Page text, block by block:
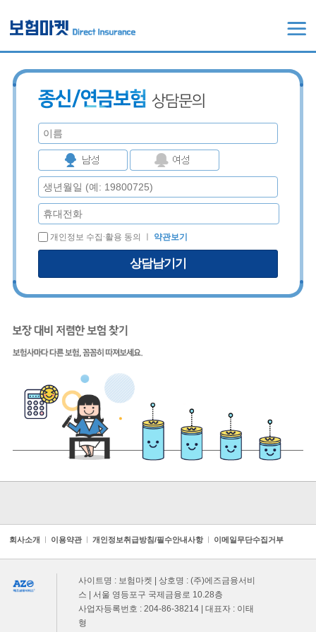
개인정보 수집∙활용 동의 ㅣ 약관보기
회사소개 ㅣ 이용약관 ㅣ 개인정보취급방침/필수안내사항 ㅣ 이메일무단수집거부
사이트명 : 보험마켓 | 상호명 : (주)에즈금융서비
스 | 서울 영등포구 국제금융로 10.28층
사업자등록번호 : 204-86-38214 | 대표자 : 이태
형